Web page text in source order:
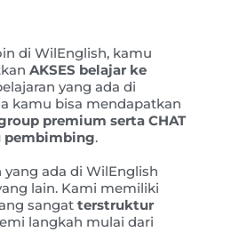
di WilEnglish, kamu
AKSES belajar ke
yang ada di
kamu bisa mendapatkan
premium serta CHAT
pembimbing.
yang ada di WilEnglish
lain. Kami memiliki
sangat terstruktur
langkah mulai dari